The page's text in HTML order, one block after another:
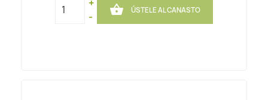
+
-
 ÚSTELE AL CANASTO